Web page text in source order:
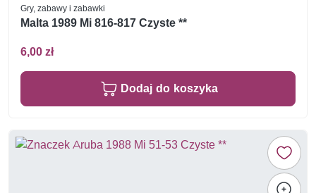
Gry, zabawy i zabawki
Malta 1989 Mi 816-817 Czyste **
6,00 zł
Dodaj do koszyka